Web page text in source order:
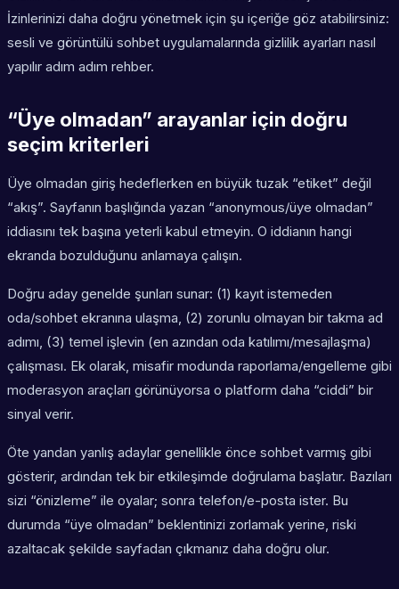
İzinlerinizi daha doğru yönetmek için şu içeriğe göz atabilirsiniz:
sesli ve görüntülü sohbet uygulamalarında gizlilik ayarları nasıl
yapılır adım adım rehber.
“Üye olmadan” arayanlar için doğru
seçim kriterleri
Üye olmadan giriş hedeflerken en büyük tuzak “etiket” değil
“akış”. Sayfanın başlığında yazan “anonymous/üye olmadan”
iddiasını tek başına yeterli kabul etmeyin. O iddianın hangi
ekranda bozulduğunu anlamaya çalışın.
Doğru aday genelde şunları sunar: (1) kayıt istemeden
oda/sohbet ekranına ulaşma, (2) zorunlu olmayan bir takma ad
adımı, (3) temel işlevin (en azından oda katılımı/mesajlaşma)
çalışması. Ek olarak, misafir modunda raporlama/engelleme gibi
moderasyon araçları görünüyorsa o platform daha “ciddi” bir
sinyal verir.
Öte yandan yanlış adaylar genellikle önce sohbet varmış gibi
gösterir, ardından tek bir etkileşimde doğrulama başlatır. Bazıları
sizi “önizleme” ile oyalar; sonra telefon/e-posta ister. Bu
durumda “üye olmadan” beklentinizi zorlamak yerine, riski
azaltacak şekilde sayfadan çıkmanız daha doğru olur.